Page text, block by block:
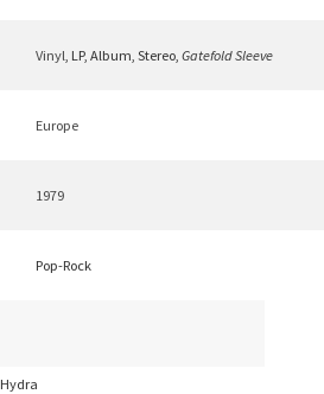
Vinyl , LP, Album, Stereo ,Gatefold Sleeve
Europe
1979
Pop-Rock
Hydra